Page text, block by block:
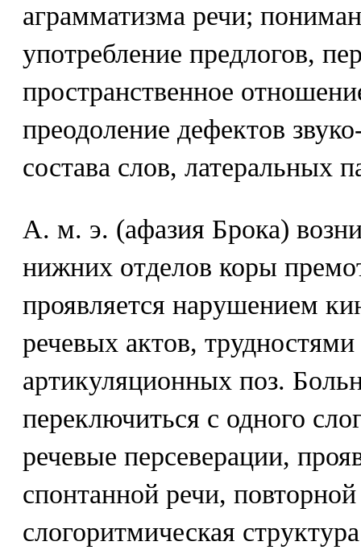
аграмматизма речи;
употребление предлогов,
пространственное
преодоление дефектов
состава слов, латеральных
А. м. э. (афазия Брока)
нижних отделов коры
проявляется нарушением
речевых актов,
артикуляционных поз.
переключиться с одного
речевые персеверации,
спонтанной речи,
слогоритмическая